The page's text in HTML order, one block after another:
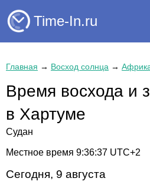
Time-In.ru
Главная → Восход солнца →
Время восхода и
в Хартуме
Судан
Местное время 9:36:37 UTC+2
Сегодня, 9 августа